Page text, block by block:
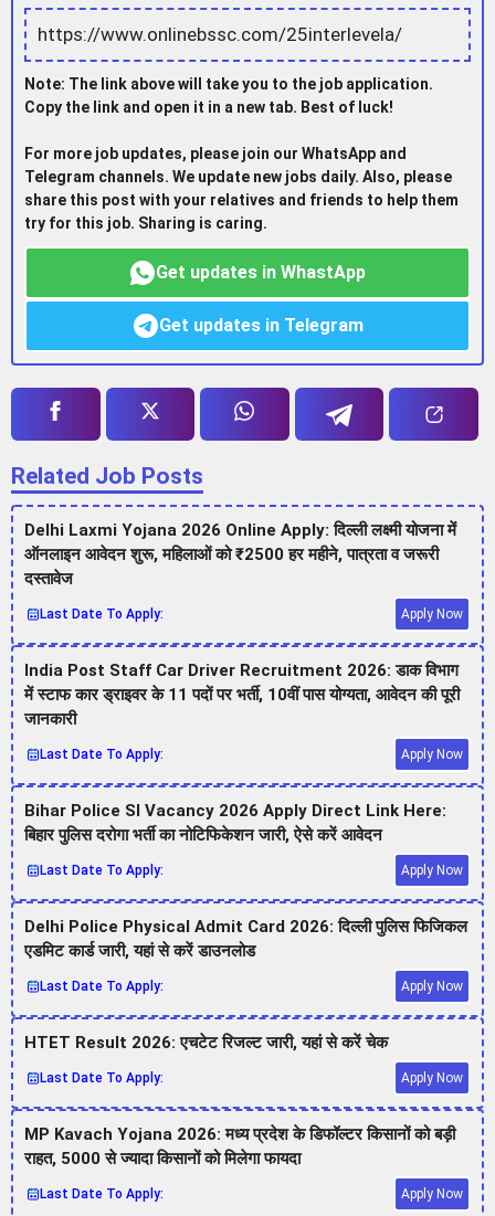
https://www.onlinebssc.com/25interlevela/
Note: The link above will take you to the job application.
Copy the link and open it in a new tab. Best of luck!
For more job updates, please join our WhatsApp and
Telegram channels. We update new jobs daily. Also, please
share this post with your relatives and friends to help them
try for this job. Sharing is caring.
Get updates in WhastApp
Get updates in Telegram
Related Job Posts
Delhi Laxmi Yojana 2026 Online Apply: दिल्ली लक्ष्मी योजना में
ऑनलाइन आवेदन शुरू, महिलाओं को ₹2500 हर महीने, पात्रता व जरूरी
दस्तावेज
Last Date To Apply: Apply Now
India Post Staff Car Driver Recruitment 2026: डाक विभाग
में स्टाफ कार ड्राइवर के 11 पदों पर भर्ती, 10वीं पास योग्यता, आवेदन की पूरी
जानकारी
Last Date To Apply: Apply Now
Bihar Police SI Vacancy 2026 Apply Direct Link Here:
बिहार पुलिस दरोगा भर्ती का नोटिफिकेशन जारी, ऐसे करें आवेदन
Last Date To Apply: Apply Now
Delhi Police Physical Admit Card 2026: दिल्ली पुलिस फिजिकल
एडमिट कार्ड जारी, यहां से करें डाउनलोड
Last Date To Apply: Apply Now
HTET Result 2026: एचटेट रिजल्ट जारी, यहां से करें चेक
Last Date To Apply: Apply Now
MP Kavach Yojana 2026: मध्य प्रदेश के डिफॉल्टर किसानों को बड़ी
राहत, 5000 से ज्यादा किसानों को मिलेगा फायदा
Last Date To Apply: Apply Now